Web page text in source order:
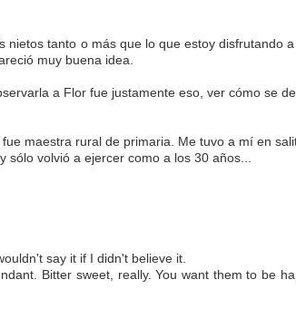
nietos tanto o más que lo que estoy disfrutando
muy buena idea.
a Flor fue justamente eso, ver cómo se
maestra rural de primaria. Me tuvo a mí en
volvió a ejercer como a los 30 años...
say it if I didn't believe it.
Bitter sweet, really. You want them to be